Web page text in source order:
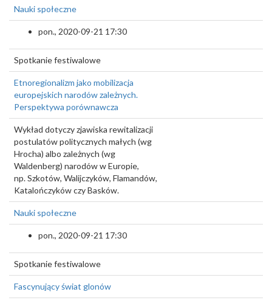
Nauki społeczne
pon., 2020-09-21 17:30
Spotkanie festiwalowe
Etnoregionalizm jako mobilizacja
europejskich narodów zależnych.
Perspektywa porównawcza
Wykład dotyczy zjawiska rewitalizacji
postulatów politycznych małych (wg
Hrocha) albo zależnych (wg
Waldenberg) narodów w Europie,
np. Szkotów, Walijczyków, Flamandów,
Katalończyków czy Basków.
Nauki społeczne
pon., 2020-09-21 17:30
Spotkanie festiwalowe
Fascynujący świat glonów